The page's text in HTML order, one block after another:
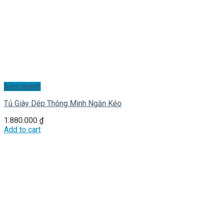
Xem nhanh
Tủ Giày Dép Thông Minh Ngăn Kéo
1.880.000 ₫
Add to cart